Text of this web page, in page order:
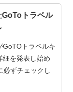
トラベル
GoTOトラベルキ
細を発表し始め
必ずチェックし